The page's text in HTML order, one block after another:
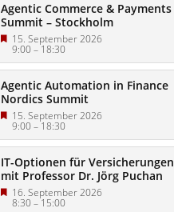
Agentic Commerce & Payments
Summit – Stockholm
15. September 2026
9:00–18:30
Agentic Automation in Finance
Nordics Summit
15. September 2026
9:00–18:30
IT-Optionen für Versicherungen
mit Professor Dr. Jörg Puchan
16. September 2026
8:30–15:00